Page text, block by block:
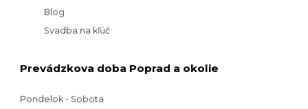
Blog
Svadba na kľúč
Prevádzkova doba Poprad a okolie
Pondelok - Sobota